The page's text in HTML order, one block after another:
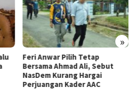
»
Feri Anwar Pilih Tetap
Bersama Ahmad Ali, Sebut
NasDem Kurang Hargai
Perjuangan Kader AAC